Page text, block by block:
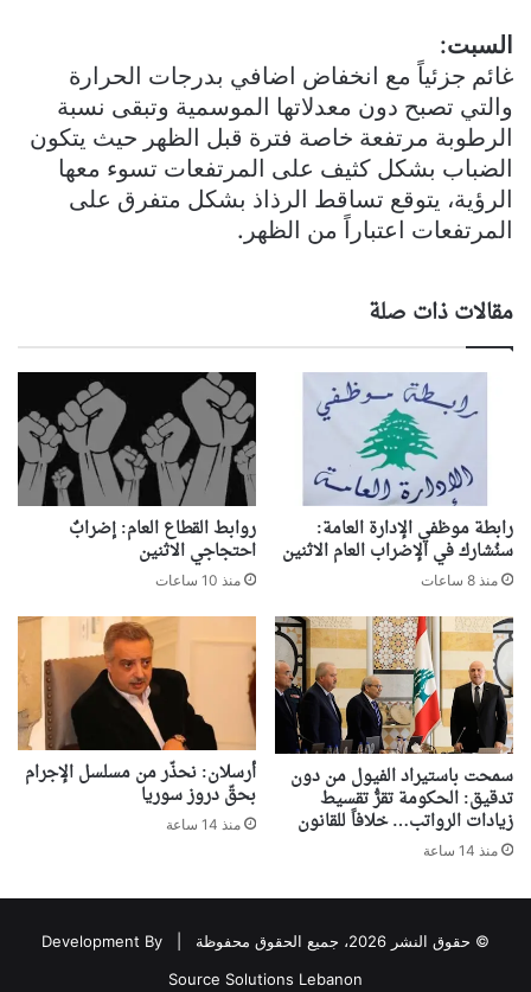
السبت:
غائم جزئياً مع انخفاض اضافي بدرجات الحرارة
والتي تصبح دون معدلاتها الموسمية وتبقى نسبة
الرطوبة مرتفعة خاصة فترة قبل الظهر حيث يتكون
الضباب بشكل كثيف على المرتفعات تسوء معها
الرؤية، يتوقع تساقط الرذاذ بشكل متفرق على
المرتفعات اعتباراً من الظهر.
مقالات ذات صلة
رابطة موظفي الإدارة العامة:
سنُشارك في الإضراب العام الاثنين
منذ 8 ساعات
روابط القطاع العام: إضرابٌ
احتجاجي الاثنين
منذ 10 ساعات
سمحت باستيراد الفيول من دون
تدقيق: الحكومة تقرُّ تقسيط
زيادات الرواتب… خلافاً للقانون
منذ 14 ساعة
أرسلان: نحذّر من مسلسل الإجرام
بحقّ دروز سوريا
منذ 14 ساعة
© حقوق النشر 2026، جميع الحقوق محفوظة |
Development By
Source Solutions Lebanon